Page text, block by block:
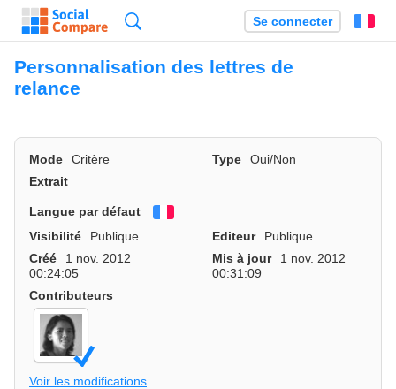
Se connecter
Personnalisation des lettres de
relance
Mode Critère Type
Oui/Non
Extrait
Langue par défaut
Visibilité
Publique Editeur
Publique
Créé
1 nov. 2012
00:24:05
Mis à jour
1 nov. 2012
00:31:09
Contributeurs
Voir les modifications